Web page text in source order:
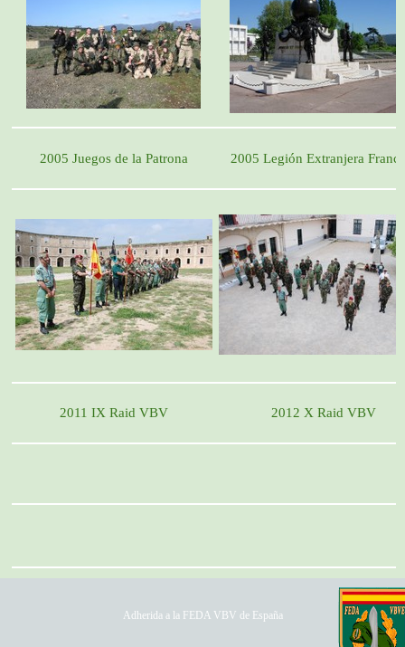
2005 Juegos de la Patrona 2005 Legión Extranjera
2011 IX Raid VBV 2012 X Raid VBV
Adherida a la FEDA VBV de España